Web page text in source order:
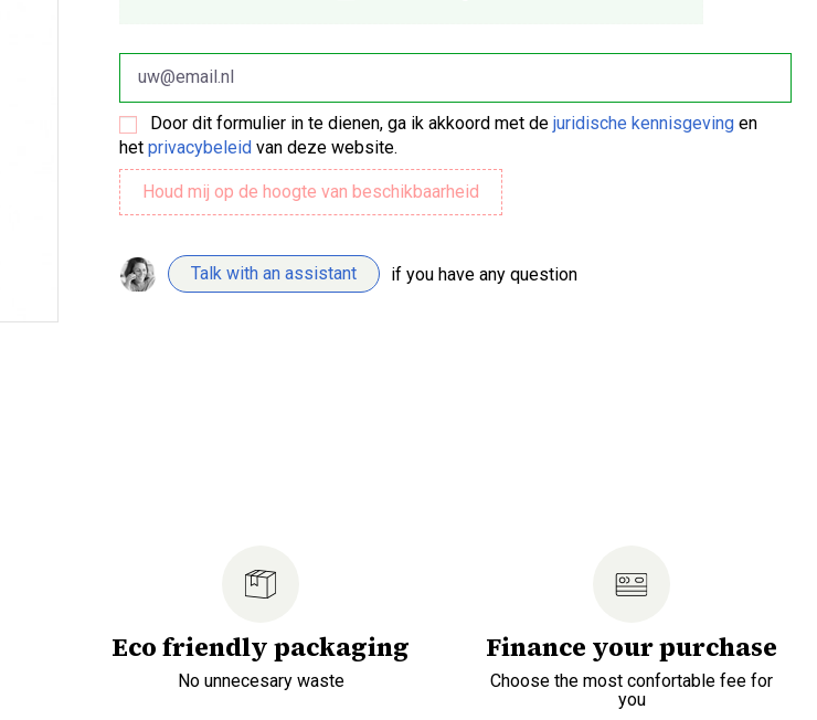
Door dit formulier in te dienen, ga ik akkoord met dejuridische kennisgeving en
hetprivacybeleid van deze website.
Talk with an assistant if you have any question
Eco friendly packaging
No unnecesary waste
Finance your purchase
Choose the most confortable fee for
you